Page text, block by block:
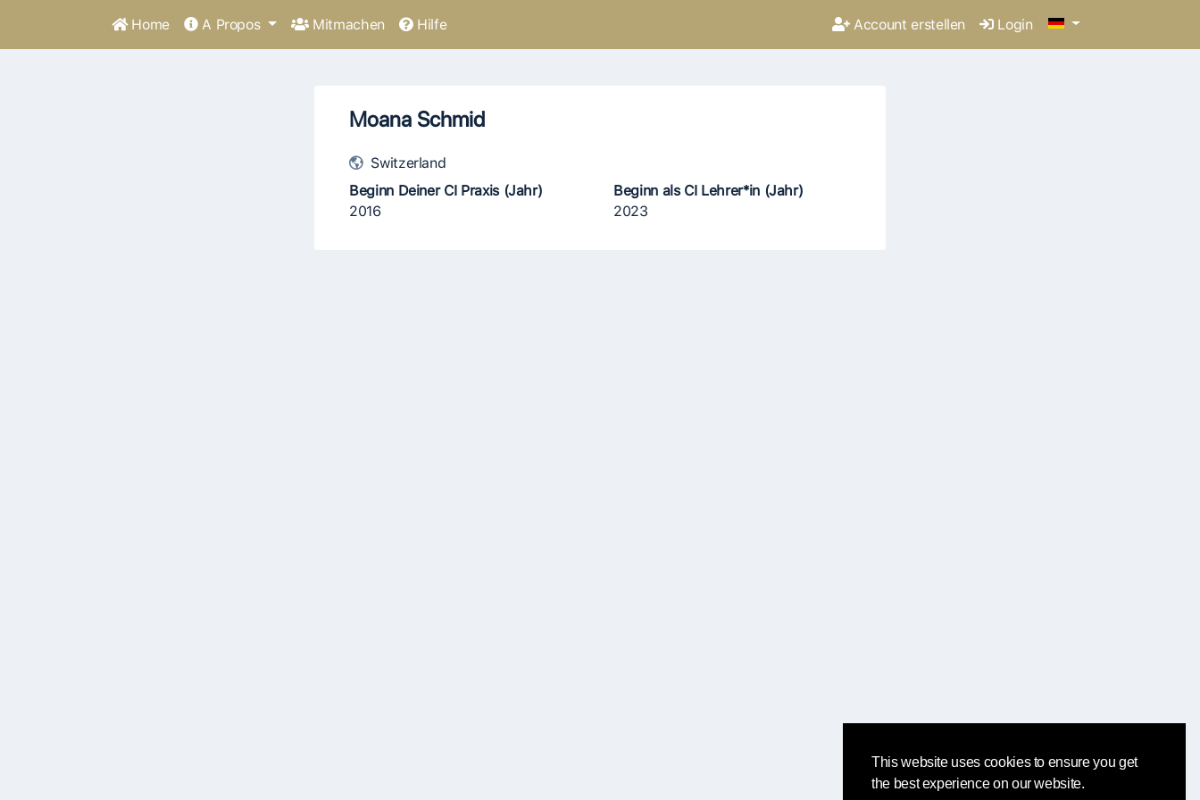
This website uses cookies to ensure you get
the best experience on our website.
Home A Propos Mitmachen Hilfe Account erstellen Login
Moana Schmid
Switzerland
Beginn Deiner CI Praxis (Jahr)
2016
Beginn als CI Lehrer*in (Jahr)
2023